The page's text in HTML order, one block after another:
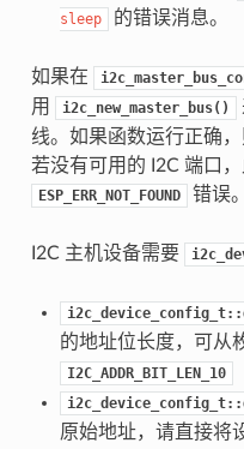
sleep
的错误消息。
如果在
用
i2c_new_master_bus()
线。如果函数运行正确
若没有可用的 I2C 端口
ESP_ERR_NOT_FOUND 错误。
I2C 主机设备需要
的地址位长度，可从
I2C_ADDR_BIT_LEN_10
原始地址，请直接将